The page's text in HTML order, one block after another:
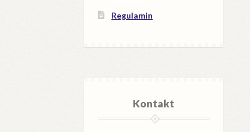
Regulamin
Kontakt